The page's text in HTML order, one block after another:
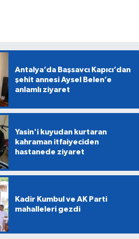
Antalya’da Başsavcı Kapıcı’dan
şehit annesi Aysel Belen’e
anlamlı ziyaret
Yasin'i kuyudan kurtaran
kahraman itfaiyeciden
hastanede ziyaret
Kadir Kumbul ve AK Parti
mahalleleri gezdi